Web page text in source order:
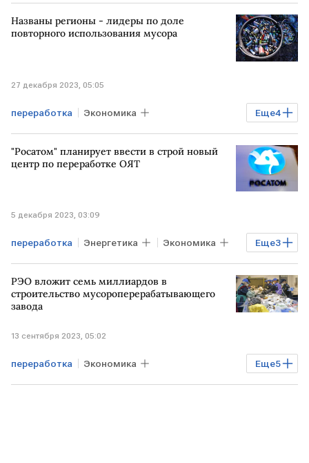
Названы регионы - лидеры по доле
повторного использования мусора
27 декабря 2023, 05:05
Еще4
переработка Экономика
Промышленность мусор Регионы
статистика
"Росатом" планирует ввести в строй новый
центр по переработке ОЯТ
5 декабря 2023, 03:09
Еще3
переработка Энергетика Экономика
Промышленность Росатом ОЯТ
РЭО вложит семь миллиардов в
строительство мусороперерабатывающего
завода
13 сентября 2023, 05:02
Еще5
переработка Экономика
Промышленность РЭО мусор